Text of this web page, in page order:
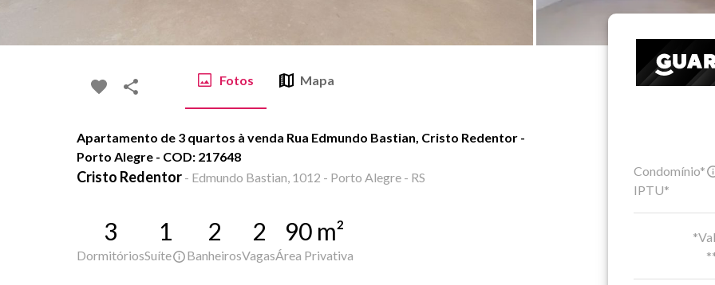
Fotos Mapa
Apartamento de 3 quartos à venda Rua Edmundo Bastian, Cristo Redentor -
Porto Alegre - COD: 217648
Cristo Redentor - Edmundo Bastian, 1012 - Porto Alegre - RS
3
Dormitórios
1
Suíte
2
Banheiros
2
Vagas
90 m²
Área Privativa
Condomínio*
IPTU*